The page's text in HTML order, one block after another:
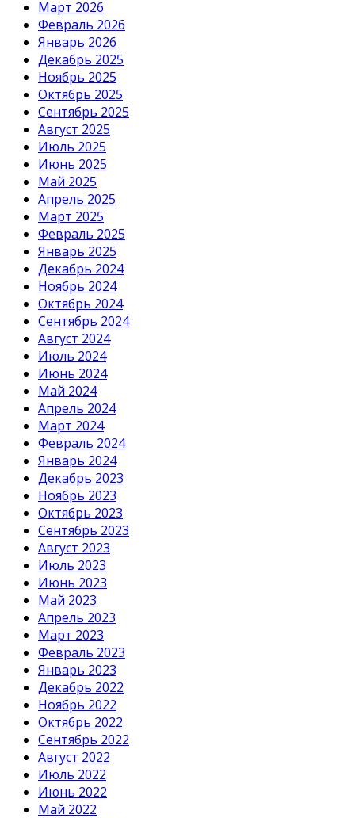
Март 2026
Февраль 2026
Январь 2026
Декабрь 2025
Ноябрь 2025
Октябрь 2025
Сентябрь 2025
Август 2025
Июль 2025
Июнь 2025
Май 2025
Апрель 2025
Март 2025
Февраль 2025
Январь 2025
Декабрь 2024
Ноябрь 2024
Октябрь 2024
Сентябрь 2024
Август 2024
Июль 2024
Июнь 2024
Май 2024
Апрель 2024
Март 2024
Февраль 2024
Январь 2024
Декабрь 2023
Ноябрь 2023
Октябрь 2023
Сентябрь 2023
Август 2023
Июль 2023
Июнь 2023
Май 2023
Апрель 2023
Март 2023
Февраль 2023
Январь 2023
Декабрь 2022
Ноябрь 2022
Октябрь 2022
Сентябрь 2022
Август 2022
Июль 2022
Июнь 2022
Май 2022